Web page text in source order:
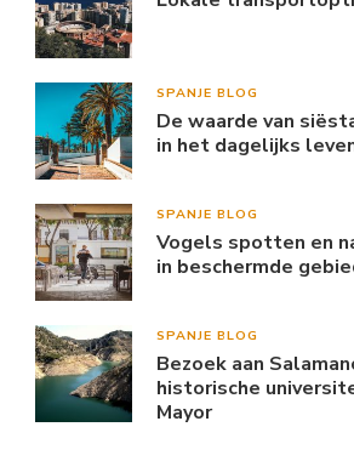
SPANJE BLOG
De waarde van
in het dagelijks
SPANJE BLOG
Vogels spotten en
in beschermde
SPANJE BLOG
Bezoek aan
historische
Mayor